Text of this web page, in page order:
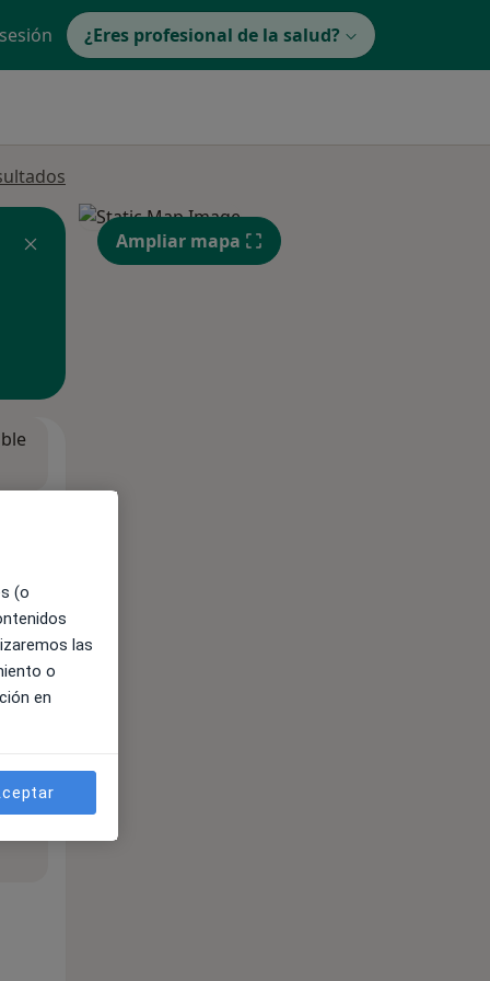
¿Eres profesional de la salud?
Ampliar mapa
(o
las
o
en